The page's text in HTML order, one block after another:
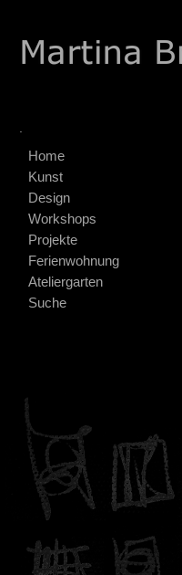
Home
Kunst
Design
Workshops
Projekte
Ferienwohnung
Ateliergarten
Suche